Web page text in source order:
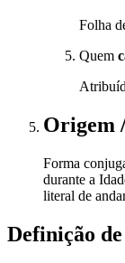
Folha
Quem
Origem
Forma
durante a
literal de
Definição de